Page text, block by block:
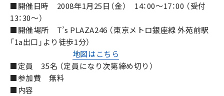
■開催日時 2008年1月25日（金） 14：00〜17：00 （受付
13：30〜）
■開催場所 T’s PLAZA246 （東京メトロ銀座線 外苑前駅
「1a出口」より徒歩1分）
地図はこちら
■定員 35名 （定員になり次第締め切り）
■参加費 無料
■内容